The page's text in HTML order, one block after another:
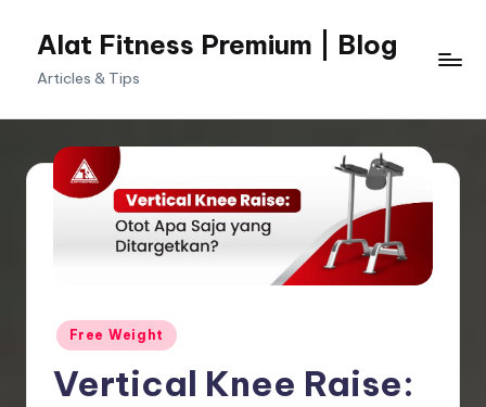
Alat Fitness Premium | Blog
Articles & Tips
Posted
in
Free Weight
Vertical Knee Raise: